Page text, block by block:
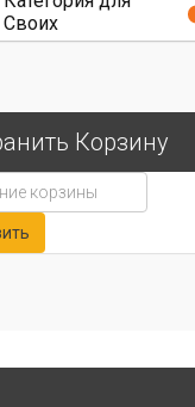
Своих
Корзину